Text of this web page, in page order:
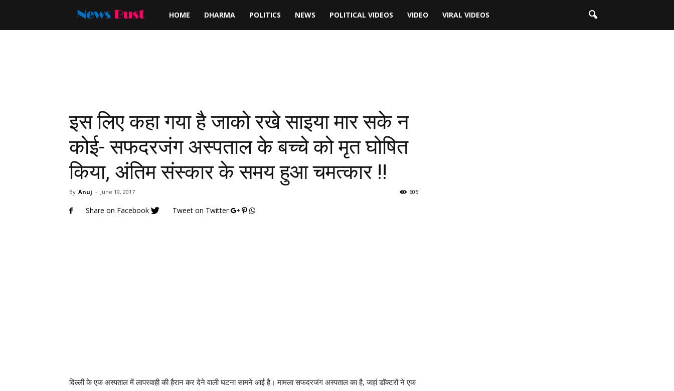
News
HOME DHARMA POLITICS NEWS POLITICAL VIDEOS VIDEO VIRAL VIDEOS
इस लिए कहा गया है जाको रखे साइया मार सके न
कोई- सफदरजंग अस्पताल के बच्चे को मृत घोषित
किया, अंतिम संस्कार के समय हुआ चमत्कार !!
By Anuj - June 19, 2017 605
Share on Facebook Tweet on Twitter
दिल्ली के एक अस्पताल में लापरवाही की हैरान कर देने वाली घटना सामने आई है। मामला सफदरजंग अस्पताल का है, जहां डॉक्टरों ने एक